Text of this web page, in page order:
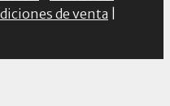
de venta